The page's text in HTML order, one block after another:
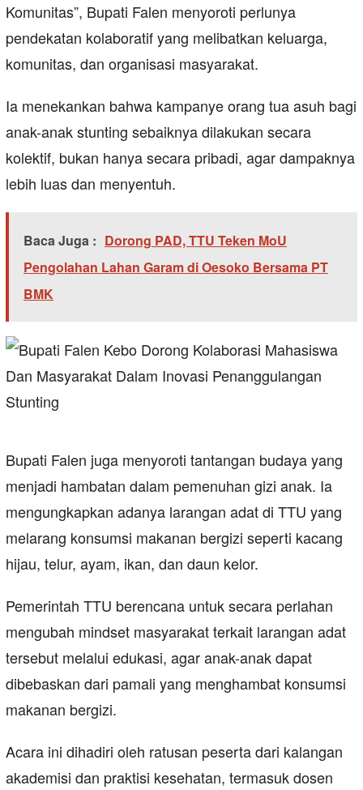
Komunitas”, Bupati Falen menyoroti perlunya
pendekatan kolaboratif yang melibatkan keluarga,
komunitas, dan organisasi masyarakat.
Ia menekankan bahwa kampanye orang tua asuh bagi
anak-anak stunting sebaiknya dilakukan secara
kolektif, bukan hanya secara pribadi, agar dampaknya
lebih luas dan menyentuh.
Baca Juga : Dorong PAD, TTU Teken MoU
Pengolahan Lahan Garam di Oesoko Bersama PT
BMK
Bupati Falen juga menyoroti tantangan budaya yang
menjadi hambatan dalam pemenuhan gizi anak. Ia
mengungkapkan adanya larangan adat di TTU yang
melarang konsumsi makanan bergizi seperti kacang
hijau, telur, ayam, ikan, dan daun kelor.
Pemerintah TTU berencana untuk secara perlahan
mengubah mindset masyarakat terkait larangan adat
tersebut melalui edukasi, agar anak-anak dapat
dibebaskan dari pamali yang menghambat konsumsi
makanan bergizi.
Acara ini dihadiri oleh ratusan peserta dari kalangan
akademisi dan praktisi kesehatan, termasuk dosen